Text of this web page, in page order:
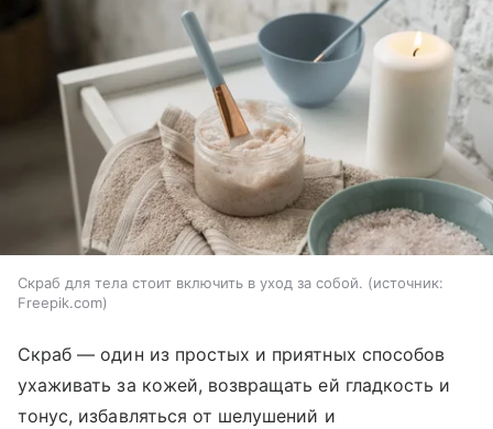
Скраб для тела стоит включить в уход за собой.
источник:
Freepik.com
Скраб — один из простых и приятных способов
ухаживать за кожей, возвращать ей гладкость и
тонус, избавляться от шелушений и